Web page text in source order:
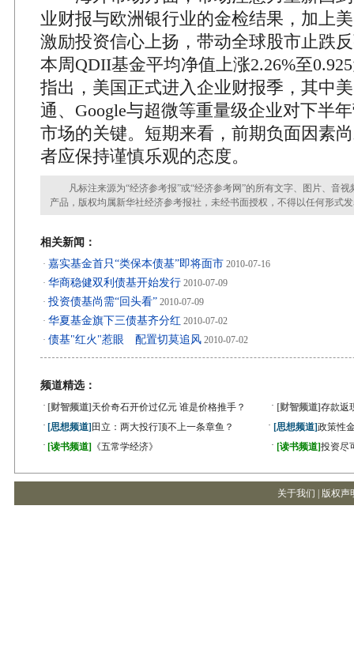
业财报与欧洲银行业的金检结果，加上
激励投资信心上扬，带动全球股市止跌
本周QDII基金平均净值上涨2.26%至
指出，美国正式进入企业财报季，其中
通、Google与超微等重量级企业对下半
市场的关键。短期来看，前期负面因素
者应保持谨慎乐观的态度。
凡标注来源为“经济参考报”或“经济参考网”的所有文字、图片、音视
产品，版权均属新华社经济参考报社，未经书面授权，不得以任何形式
相关新闻：
· 嘉实基金首只“类保本债基”即将面市 2010-07-16
· 华商稳健双利债基开始发行 2010-07-09
· 投资债基尚需“回头看” 2010-07-09
· 华夏基金旗下三债基齐分红 2010-07-02
· 债基"红火"惹眼 配置切莫追风 2010-07-02
频道精选：
· [财智频道] 天价奇石开价过亿元 谁是价格推手？ · [财智频道]存款返
· [思想频道] 田立：两大投行顶不上一条章鱼？ · [思想频道]政策性
· [读书频道] 《五常学经济》 · [读书频道]投资尽